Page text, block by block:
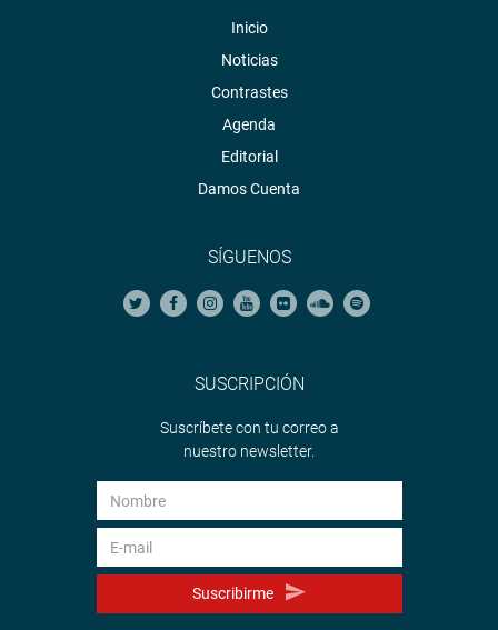
Inicio
Noticias
Contrastes
Agenda
Editorial
Damos Cuenta
SÍGUENOS
SUSCRIPCIÓN
Suscríbete con tu correo a
nuestro newsletter.
Suscribirme